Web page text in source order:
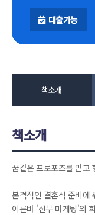
대출가능
책소개
책소개
꿈같은 프로포즈를 받고
본격적인 결혼식 준비에
이른바 '신부 마케팅'의